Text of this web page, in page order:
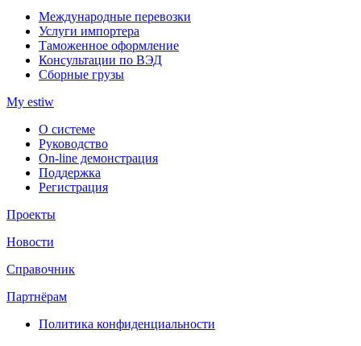
Международные перевозки
Услуги импортера
Таможенное оформление
Консультации по ВЭД
Сборные грузы
My estiw
О системе
Руководство
On-line демонстрация
Поддержка
Регистрация
Проекты
Новости
Справочник
Партнёрам
Политика конфиденциальности